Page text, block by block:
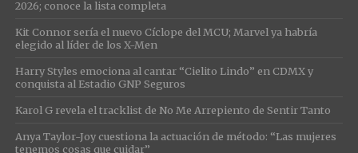
2026; conoce la lista completa
Kit Connor sería el nuevo Cíclope del MCU; Marvel ya habría
elegido al líder de los X-Men
Harry Styles emociona al cantar “Cielito Lindo” en CDMX y
conquista al Estadio GNP Seguros
Karol G revela el tracklist de No Me Arrepiento de Sentir Tanto
Anya Taylor-Joy cuestiona la actuación de método: “Las mujeres
tenemos cosas que cuidar”